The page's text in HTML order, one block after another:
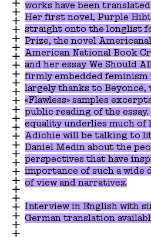
works have been
Her first novel, Purple
straight onto the longlist
Prize, the novel
American National Book
and her essay We Should
firmly embedded
largely thanks to Beyoncé,
«Flawless» samples
public reading of the
equality underlies much of
Adichie will be talking to
Daniel Medin about the
perspectives that have
importance of such a wide
of view and narratives.
Interview in English with
German translation